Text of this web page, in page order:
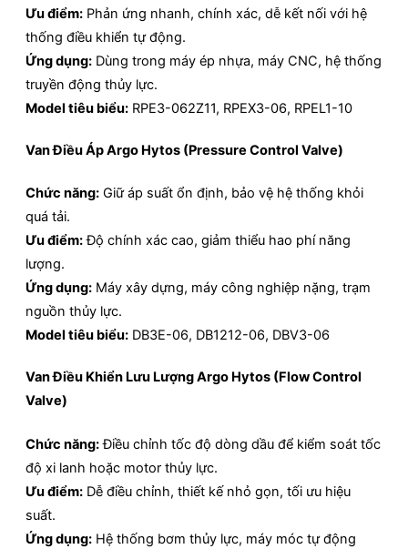
Ưu điểm: Phản ứng nhanh, chính xác, dễ kết nối với hệ
thống điều khiển tự động.
Ứng dụng: Dùng trong máy ép nhựa, máy CNC, hệ thống
truyền động thủy lực.
Model tiêu biểu: RPE3-062Z11, RPEX3-06, RPEL1-10
Van Điều Áp Argo Hytos (Pressure Control Valve)
Chức năng: Giữ áp suất ổn định, bảo vệ hệ thống khỏi
quá tải.
Ưu điểm:Độ chính xác cao, giảm thiểu hao phí năng
lượng.
Ứng dụng: Máy xây dựng, máy công nghiệp nặng, trạm
nguồn thủy lực.
Model tiêu biểu: DB3E-06, DB1212-06, DBV3-06
Van Điều Khiển Lưu Lượng Argo Hytos (Flow Control
Valve)
Chức năng:Điều chỉnh tốc độ dòng dầu để kiểm soát tốc
độ xi lanh hoặc motor thủy lực.
Ưu điểm: Dễ điều chỉnh, thiết kế nhỏ gọn, tối ưu hiệu
suất.
Ứng dụng: Hệ thống bơm thủy lực, máy móc tự động